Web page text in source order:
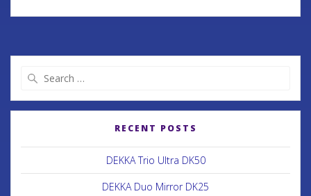
RECENT POSTS
DEKKA Trio Ultra DK50
DEKKA Duo Mirror DK25